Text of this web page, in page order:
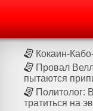
Кокаин-
Провал
пытаются
Политолог:
тратиться на